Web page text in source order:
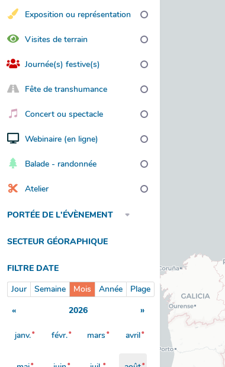
Exposition ou représentation
artistique
Visites de terrain
Journée(s) festive(s)
Fête de transhumance
Concert ou spectacle
Webinaire (en ligne)
Balade - randonnée
Atelier
PORTÉE DE L'ÉVÈNEMENT
SECTEUR GÉORAPHIQUE
FILTRE DATE
Jour
Semaine Mois Année
Plage
«
2026 »
janv. févr. mars avril